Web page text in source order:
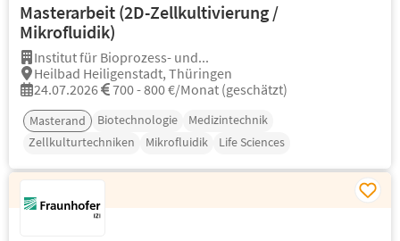
Masterarbeit (2D-Zellkultivierung /
Mikrofluidik)
Institut für Bioprozess- und...
Heilbad Heiligenstadt, Thüringen
24.07.2026
700 - 800 €/Monat (geschätzt)
Masterand Biotechnologie
Medizintechnik
Zellkulturtechniken
Mikrofluidik Life Sciences